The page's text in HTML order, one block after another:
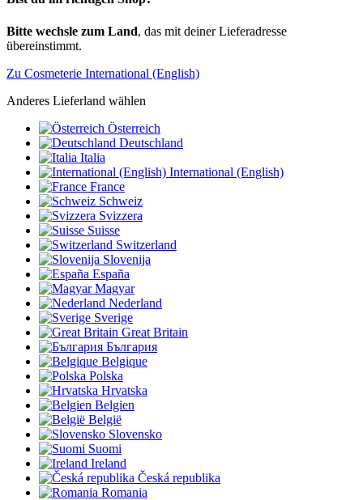
Bitte wechsle zum Land, das mit deiner Lieferadresse
übereinstimmt.
Zu Cosmeterie International (English)
Anderes Lieferland wählen
Österreich
Deutschland
Italia
International (English)
France
Schweiz
Svizzera
Suisse
Switzerland
Slovenija
España
Magyar
Nederland
Sverige
Great Britain
България
Belgique
Polska
Hrvatska
Belgien
België
Slovensko
Suomi
Ireland
Česká republika
Romania